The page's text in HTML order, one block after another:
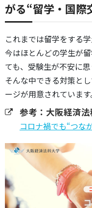
がる“留学・国際
これまでは留学をする
今はほとんどの学生が
ても、受験生が不安に思
そんな中できる対策と
ージが用意されています
参考：大阪経済
コロナ禍でも“つな